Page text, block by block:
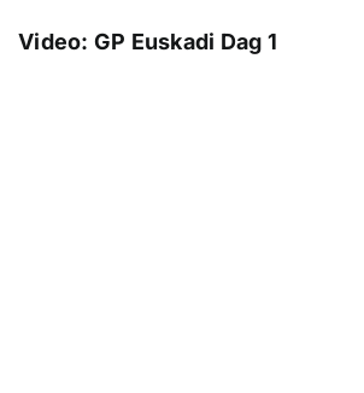
Video: GP Euskadi Dag 1